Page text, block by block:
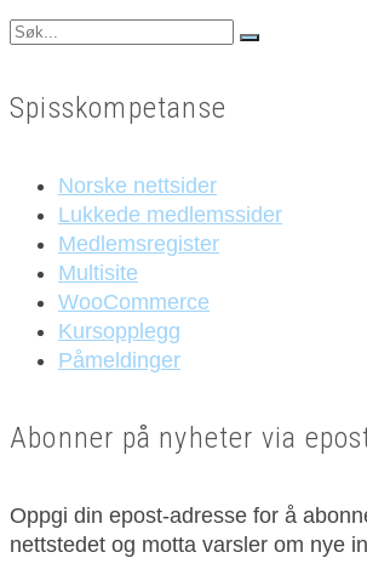
Search
Spisskompetanse
Norske nettsider
Lukkede medlemssider
Medlemsregister
Multisite
WooCommerce
Kursopplegg
Påmeldinger
Abonner på nyheter via
Oppgi din epost-adresse for å
nettstedet og motta varsler om nye